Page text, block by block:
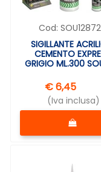
Cod:
SIGILLANTE
CEMENTO
GRIGIO ML.300
€ 6,45
(Iva inclusa)
Quantità